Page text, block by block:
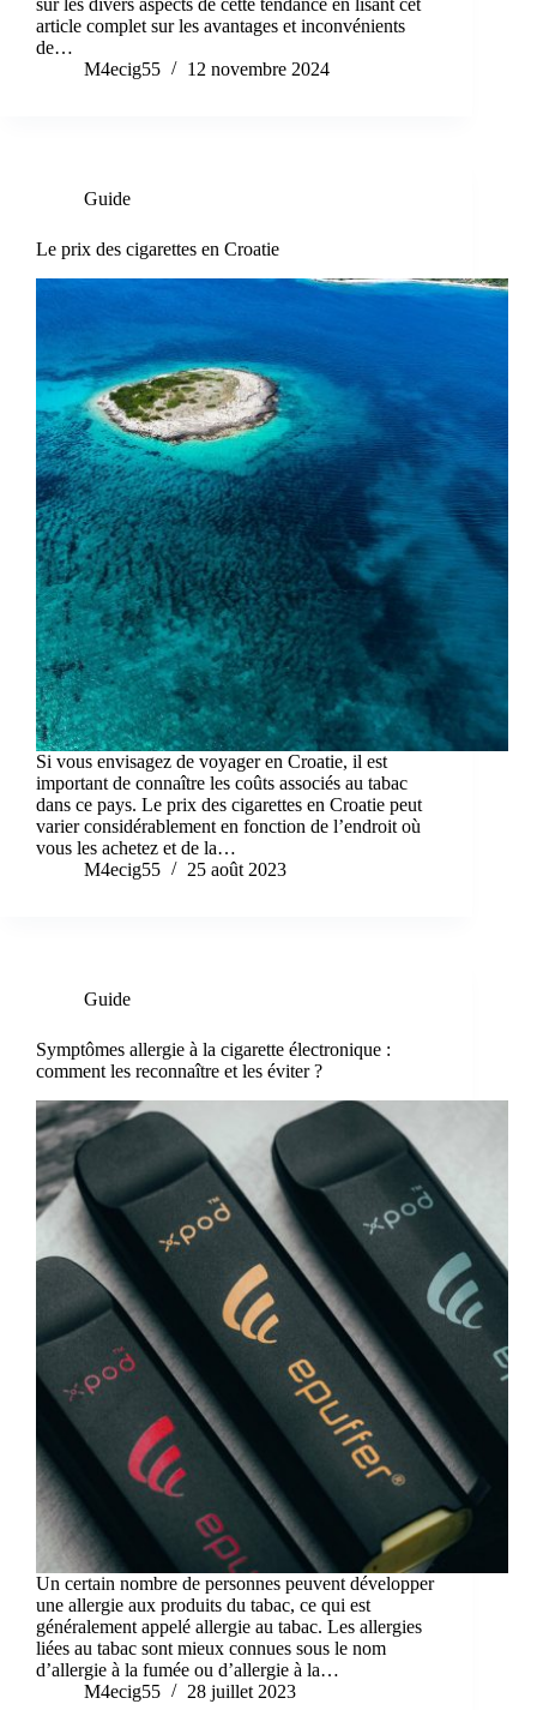
sur les divers aspects de cette tendance en lisant cet
article complet sur les avantages et inconvénients
de…
M4ecig55
12 novembre 2024
Guide
Le prix des cigarettes en Croatie
Si vous envisagez de voyager en Croatie, il est
important de connaître les coûts associés au tabac
dans ce pays. Le prix des cigarettes en Croatie peut
varier considérablement en fonction de l’endroit où
vous les achetez et de la…
M4ecig55
25 août 2023
Guide
Symptômes allergie à la cigarette électronique :
comment les reconnaître et les éviter ?
Un certain nombre de personnes peuvent développer
une allergie aux produits du tabac, ce qui est
généralement appelé allergie au tabac. Les allergies
liées au tabac sont mieux connues sous le nom
d’allergie à la fumée ou d’allergie à la…
M4ecig55
28 juillet 2023